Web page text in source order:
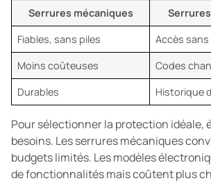
Serrures mécaniques
Fiables, sans piles
Accès sans
Moins coûteuses
Codes
Durables
Historique
Poursélectionner la protection idéale,
besoins. Les serrures mécaniques
budgets limités. Les modèles
de fonctionnalités mais coûtent plus